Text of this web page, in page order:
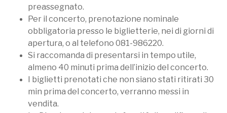
preassegnato.
Per il concerto, prenotazione nominale
obbligatoria presso le biglietterie, nei di giorni di
apertura, o al telefono 081-986220.
Si raccomanda di presentarsi in tempo utile,
almeno 40 minuti prima dell’inizio del concerto.
I biglietti prenotati che non siano stati ritirati 30
min prima del concerto, verranno messi in
vendita.